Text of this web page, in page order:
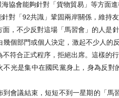
協會能夠針對「貨物貿易」等方面
對「92共識」鞏固兩岸關係，維持
，不少反對這場「馬習會」的人是
幾個部門或個人決定，激起不少人的
不符合正式程序，拒絕出席。這樣的
不光是集中在國民黨身上，身為反
到會議結束，短短不到一星期的「馬